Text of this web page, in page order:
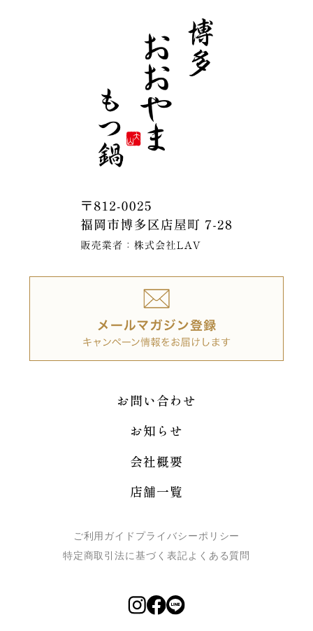
お問い合わせ
お知らせ
会社概要
店舗一覧
ご利用ガイド プライバシーポリシー
特定商取引法に基づく表記よくある質問